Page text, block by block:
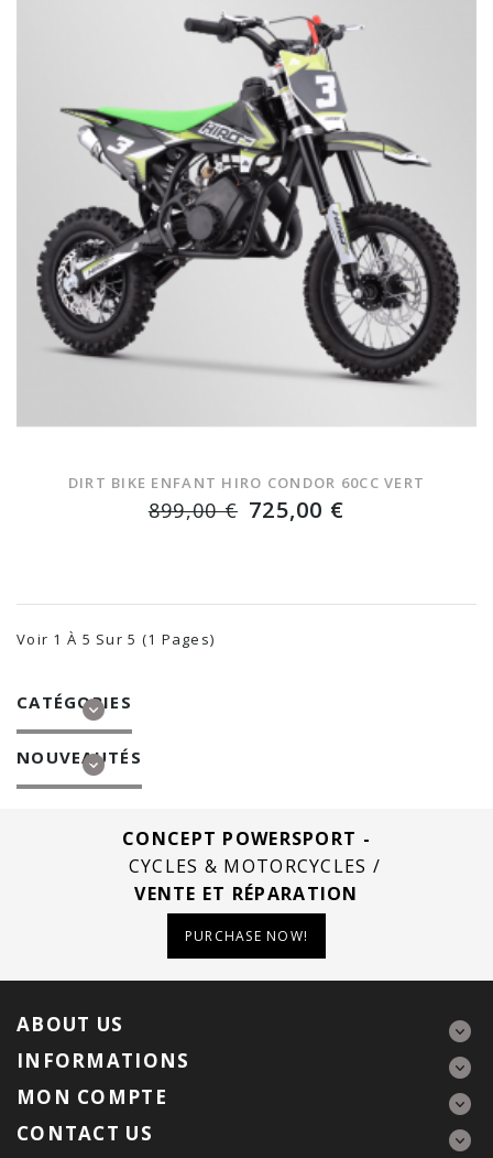
DIRT BIKE ENFANT HIRO CONDOR 60CC VERT
899,00 € 725,00 €
Voir 1 À 5 Sur 5 (1 Pages)
CATÉGORIES
NOUVEAUTÉS
CONCEPT POWERSPORT -
CYCLES & MOTORCYCLES /
VENTE ET RÉPARATION
PURCHASE NOW!
ABOUT US
INFORMATIONS
MON COMPTE
CONTACT US